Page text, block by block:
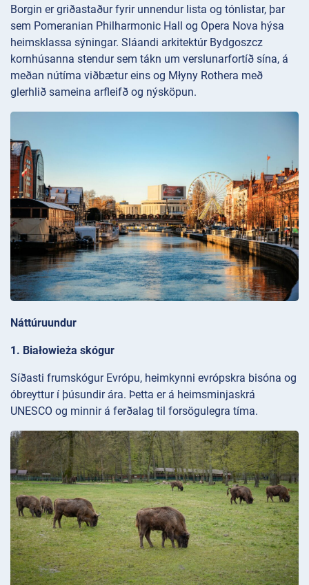
Borgin er griðastaður fyrir unnendur lista og tónlistar, þar
sem Pomeranian Philharmonic Hall og Opera Nova hýsa
heimsklassa sýningar. Sláandi arkitektúr Bydgoszcz
kornhúsanna stendur sem tákn um verslunarfortíð sína, á
meðan nútíma viðbætur eins og Młyny Rothera með
glerhlið sameina arfleifð og nýsköpun.
Náttúruundur
1. Białowieża skógur
Síðasti frumskógur Evrópu, heimkynni evrópskra bisóna og
óbreyttur í þúsundir ára. Þetta er á heimsminjaskrá
UNESCO og minnir á ferðalag til forsögulegra tíma.